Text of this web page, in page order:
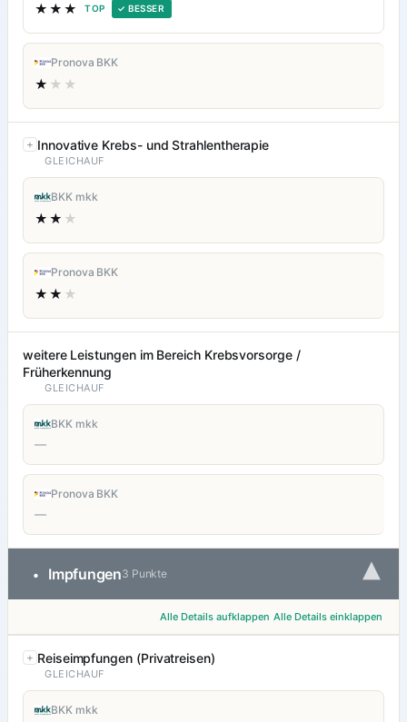
★★★ TOP ✓ BESSER
Pronova BKK
★ ★★
Innovative Krebs- und Strahlentherapie
GLEICHAUF
BKK mkk
★★ ★
Pronova BKK
★★ ★
weitere Leistungen im Bereich Krebsvorsorge /
Früherkennung
GLEICHAUF
BKK mkk
—
Pronova BKK
—
• Impfungen3 Punkte ▾
Alle Details aufklappen Alle Details einklappen
Reiseimpfungen (Privatreisen)
GLEICHAUF
BKK mkk